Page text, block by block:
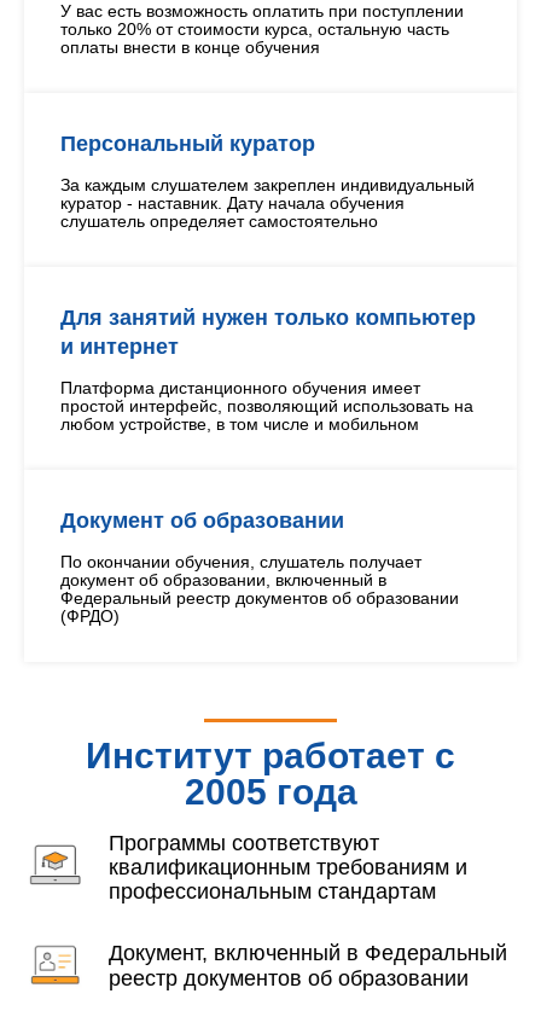
У вас есть возможность оплатить при поступлении
только 20% от стоимости курса, остальную часть
оплаты внести в конце обучения
Персональный куратор
За каждым слушателем закреплен индивидуальный
куратор - наставник. Дату начала обучения
слушатель определяет самостоятельно
Для занятий нужен только компьютер
и интернет
Платформа дистанционного обучения имеет
простой интерфейс, позволяющий использовать на
любом устройстве, в том числе и мобильном
Документ об образовании
По окончании обучения, слушатель получает
документ об образовании, включенный в
Федеральный реестр документов об образовании
(ФРДО)
Институт работает с
2005 года
Программы соответствуют
квалификационным требованиям и
профессиональным стандартам
Документ, включенный в Федеральный
реестр документов об образовании